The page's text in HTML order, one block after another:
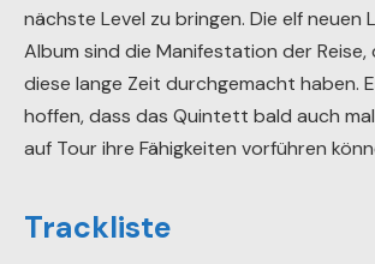
nächste Level zu bringen. Die elf neuen
Album sind die Manifestation der Reise,
diese lange Zeit durchgemacht haben.
hoffen, dass das Quintett bald auch
auf Tour ihre Fähigkeiten vorführen
Trackliste